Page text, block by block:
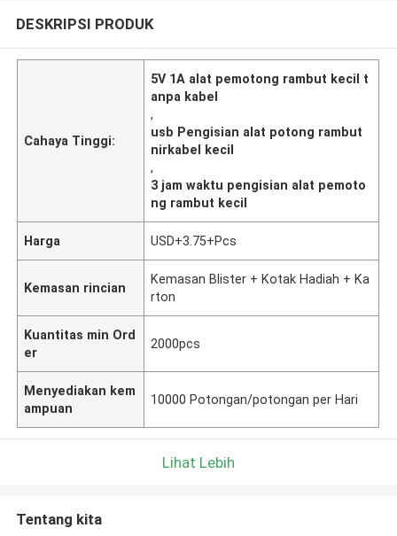
DESKRIPSI PRODUK
Cahaya Tinggi:
5V 1A alat pemotong rambut kecil t
anpa kabel
,
usb Pengisian alat potong rambut
nirkabel kecil
,
3 jam waktu pengisian alat pemoto
ng rambut kecil
Harga USD+3.75+Pcs
Kemasan rincian
Kemasan Blister + Kotak Hadiah + Ka
rton
Kuantitas min Ord
er
2000pcs
Menyediakan kem
ampuan
10000 Potongan/potongan per Hari
Lihat Lebih
Tentang kita